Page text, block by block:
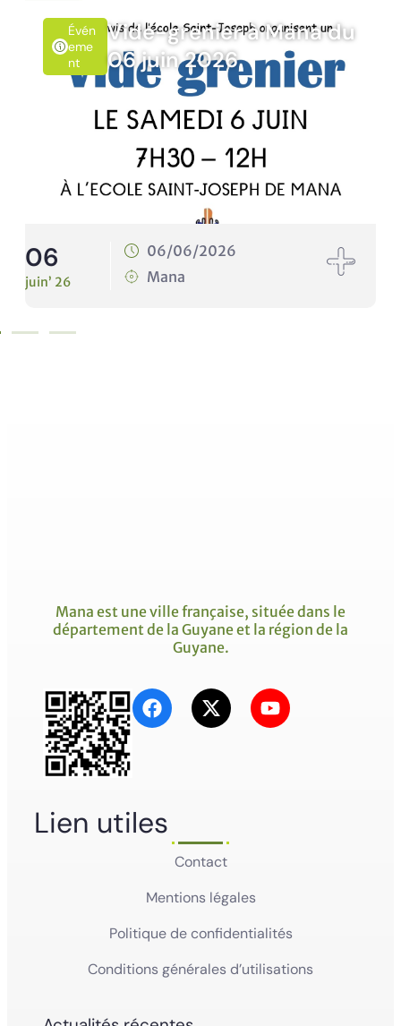
grenier à Mana du
2026
06/06/2026
Mana
Évén
Emen
T
10
Mana est une ville française, située dans le
département de la Guyane et la région de la
Guyane.
Lien utiles
Contact
Mentions légales
Politique de confidentialités
Conditions générales d’utilisations